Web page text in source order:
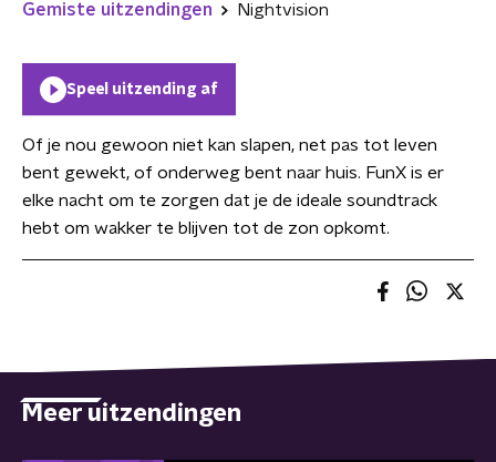
Gemiste uitzendingen Nightvision
Speel uitzending af
Of je nou gewoon niet kan slapen, net pas tot leven
bent gewekt, of onderweg bent naar huis. FunX is er
elke nacht om te zorgen dat je de ideale soundtrack
hebt om wakker te blijven tot de zon opkomt.
Meer uitzendingen